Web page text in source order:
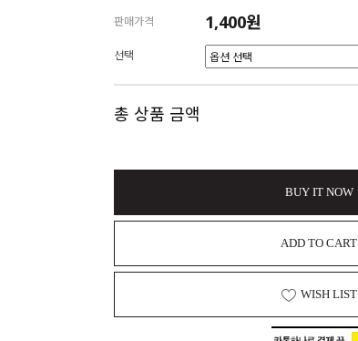
판매가격 1,400원
선택
총 상품 금액
BUY IT NOW
ADD TO CART
WISH LIST